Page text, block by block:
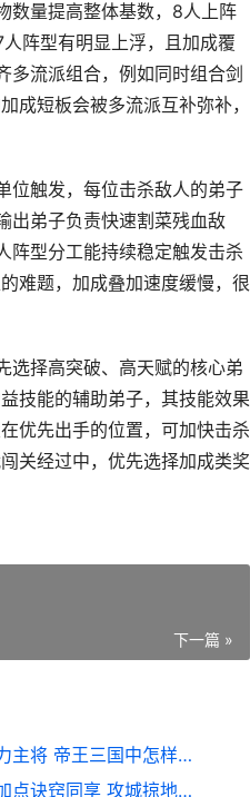
数量提高整体基数，8人上阵
阵型有明显上浮，且加成覆
多流派组合，例如同时组合剑
成短板会被多流派互补弥补，
位触发，每位击杀敌人的弟子
出弟子负责快速割菜残血敌
阵型分工能持续稳定触发击杀
难题，加成叠加速度缓慢，很
选择高突破、高天赋的核心弟
技能的辅助弟子，其技能效果
优先出手的位置，可加快击杀
关经过中，优先选择加成类奖
下一篇 »
帝王三国中怎样找到潜力主将 帝王三国中怎样提高战力
攻城掠地手机游戏商人加点诀窍同享 攻城掠地唯一正版官网